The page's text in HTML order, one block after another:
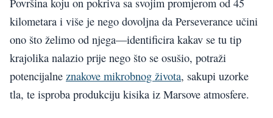
Površina koju on pokriva sa svojim promjerom od 45
kilometara i više je nego dovoljna da Perseverance učini
ono što želimo od njega—identificira kakav se tu tip
krajolika nalazio prije nego što se osušio, potraži
potencijalne znakove mikrobnog života, sakupi uzorke
tla, te isproba produkciju kisika iz Marsove atmosfere.